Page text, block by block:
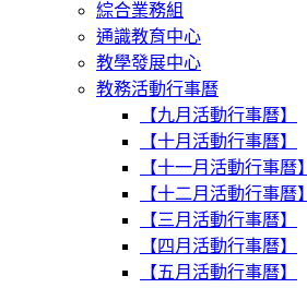
綜合業務組
通識教育中心
教學發展中心
教務活動行事曆
【九月活動行事曆】
【十月活動行事曆】
【十一月活動行事曆】
【十二月活動行事曆】
【三月活動行事曆】
【四月活動行事曆】
【五月活動行事曆】